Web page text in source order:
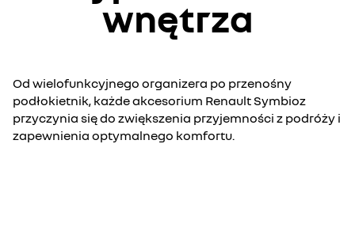
wnętrza
Od wielofunkcyjnego organizera po przenośny
podłokietnik, każde akcesorium Renault Symbioz
przyczynia się do zwiększenia przyjemności z podróży i
zapewnienia optymalnego komfortu.